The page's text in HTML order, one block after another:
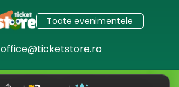
Toate evenimentele
office@ticketstore.ro